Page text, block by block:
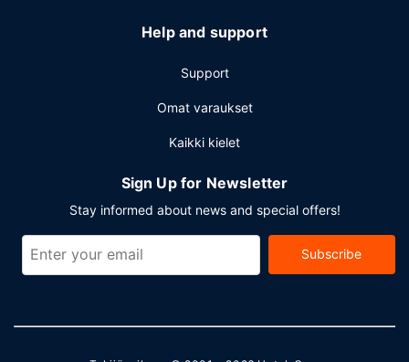
Help and support
Support
Omat varaukset
Kaikki kielet
Sign Up for Newsletter
Stay informed about news and special offers!
Subscribe